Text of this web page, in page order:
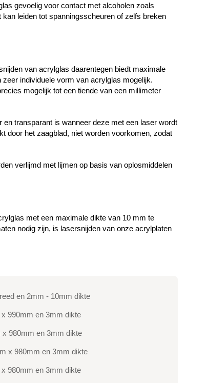
gevoelig voor contact met alcoholen zoals
leiden tot spanningsscheuren of zelfs breken
van acrylglas daarentegen biedt maximale
individuele vorm van acrylglas mogelijk.
mogelijk tot een tiende van een millimeter
transparant is wanneer deze met een laser wordt
door het zaagblad, niet worden voorkomen, zodat
verlijmd met lijmen op basis van oplosmiddelen
met een maximale dikte van 10 mm te
nodig zijn, is lasersnijden van onze acrylplaten
en 2mm - 10mm dikte
990mm en 3mm dikte
x 980mm en 3mm dikte
x 980mm en 3mm dikte
980mm en 3mm dikte